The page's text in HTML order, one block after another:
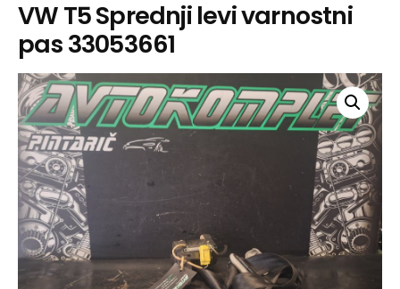
VW T5 Sprednji levi varnostni
pas 33053661